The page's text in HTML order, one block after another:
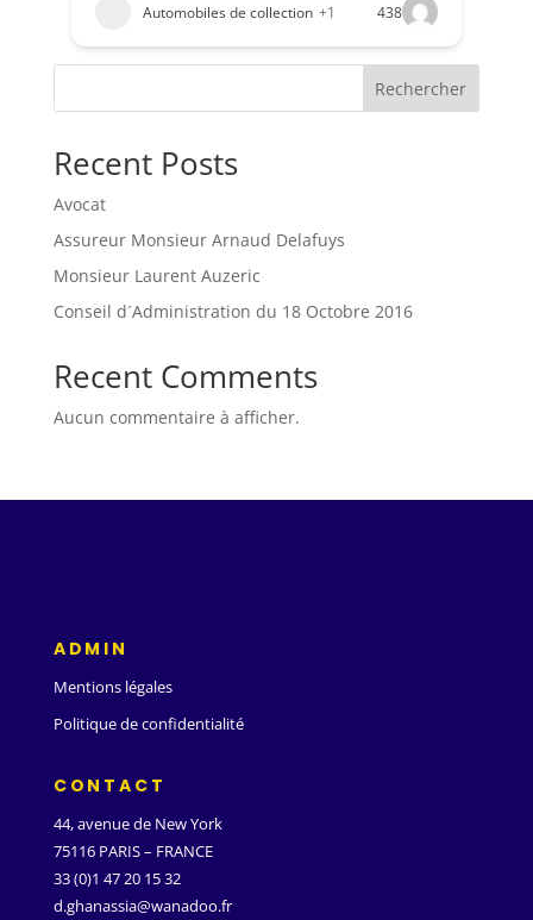
Automobiles de collection +1 438
Rechercher
Recent Posts
Avocat
Assureur Monsieur Arnaud Delafuys
Monsieur Laurent Auzeric
Conseil d´Administration du 18 Octobre 2016
Recent Comments
Aucun commentaire à afficher.
ADMIN
Mentions légales
Politique de confidentialité
CONTACT
44, avenue de New York
75116 PARIS – FRANCE
33 (0)1 47 20 15 32
d.ghanassia@wanadoo.fr